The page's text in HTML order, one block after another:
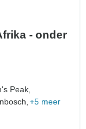
- onder
Peak,
+5 meer